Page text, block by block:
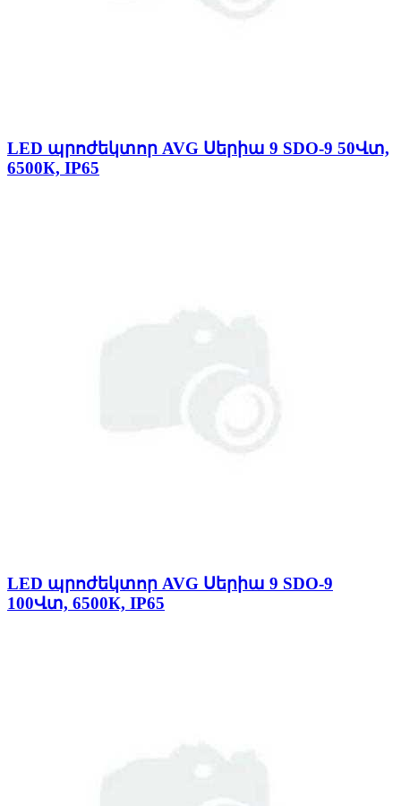
LED պրոժեկտոր AVG Սերիա 9 SDO-9 50Վտ,
6500К, IP65
LED պրոժեկտոր AVG Սերիա 9 SDO-9
100Վտ, 6500К, IP65